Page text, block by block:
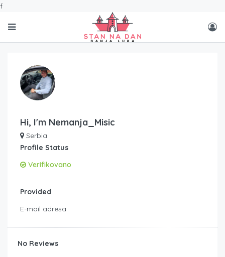
f
Hi, I'm Nemanja_Misic
Serbia
Profile Status
Verifikovano
Provided
E-mail adresa
No Reviews